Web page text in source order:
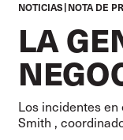
NOTICIAS NOTA DE
LA
Los incidentes
Smith ,